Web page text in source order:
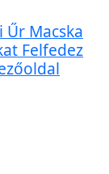
Űr Macska
Felfedez